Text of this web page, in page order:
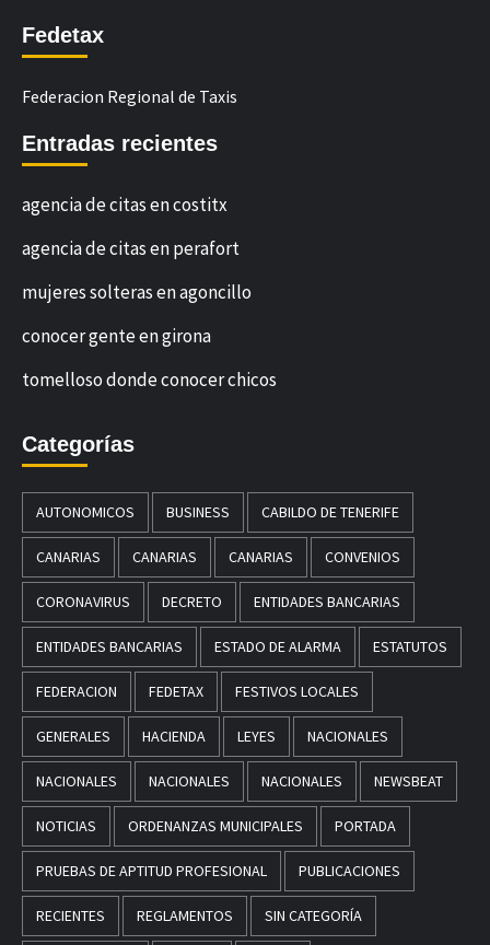
Fedetax
Federacion Regional de Taxis
Entradas recientes
agencia de citas en costitx
agencia de citas en perafort
mujeres solteras en agoncillo
conocer gente en girona
tomelloso donde conocer chicos
Categorías
AUTONOMICOS BUSINESS CABILDO DE TENERIFE
CANARIAS CANARIAS CANARIAS CONVENIOS
CORONAVIRUS DECRETO ENTIDADES BANCARIAS
ENTIDADES BANCARIAS ESTADO DE ALARMA ESTATUTOS
FEDERACION FEDETAX FESTIVOS LOCALES
GENERALES HACIENDA LEYES NACIONALES
NACIONALES NACIONALES NACIONALES NEWSBEAT
NOTICIAS ORDENANZAS MUNICIPALES PORTADA
PRUEBAS DE APTITUD PROFESIONAL PUBLICACIONES
RECIENTES REGLAMENTOS SIN CATEGORÍA